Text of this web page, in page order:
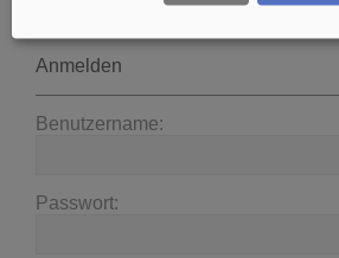
Anmelden
Benutzername:
Passwort: